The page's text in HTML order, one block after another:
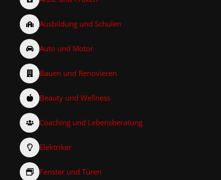
Ausbildung und Schulen
Auto und Motor
Bauen und Renovieren
Beauty und Wellness
Coaching und Lebensberatung
Elektriker
Fenster und Türen